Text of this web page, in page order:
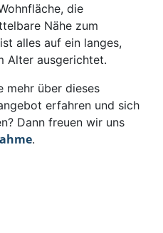
die
Nähe zum
alles auf ein langes,
Alter ausgerichtet.
mehr über dieses
erfahren und sich
Dann freuen wir uns
.